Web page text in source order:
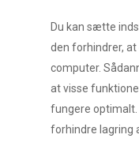
Du kan sætte
den forhindrer, at
computer.
at visse
fungere optimalt.
forhindre lagring